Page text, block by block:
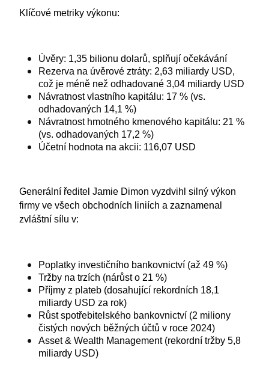
Klíčové metriky výkonu:
Úvěry: 1,35 bilionu dolarů, splňují očekávání
Rezerva na úvěrové ztráty: 2,63 miliardy USD,
což je méně než odhadované 3,04 miliardy USD
Návratnost vlastního kapitálu: 17 % (vs.
odhadovaných 14,1 %)
Návratnost hmotného kmenového kapitálu: 21 %
(vs. odhadovaných 17,2 %)
Účetní hodnota na akcii: 116,07 USD
Generální ředitel Jamie Dimon vyzdvihl silný výkon
firmy ve všech obchodních liniích a zaznamenal
zvláštní sílu v:
Poplatky investičního bankovnictví (až 49 %)
Tržby na trzích (nárůst o 21 %)
Příjmy z plateb (dosahující rekordních 18,1
miliardy USD za rok)
Růst spotřebitelského bankovnictví (2 miliony
čistých nových běžných účtů v roce 2024)
Asset & Wealth Management (rekordní tržby 5,8
miliardy USD)